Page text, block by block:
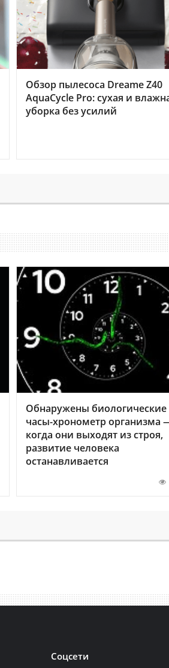
Обзор пылесоса Dreame Z40
AquaCycle Pro: сухая и
уборка без усилий
Обнаружены биологические
часы-хронометр организма
когда они выходят из строя,
развитие человека
останавливается
Соцсети